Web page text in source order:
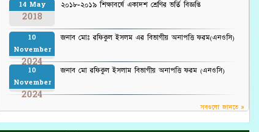
14 May
2018
২০১৮-২০১৯ শিক্ষাবর্ষে একাদশ শ্রেণির ভর্তি বিজ্ঞপ্তি
10
November
2024
জনাব মোঃ রফিকুল ইসলম এর বিভাগীয় অনাপত্তি ফরম(এনওসি)
10
November
2024
জনাব মো রফিকুল ইসলাম বিভাগীয় অনাপত্তি ফরম (এনওসি)
সবগুলো জানতে »